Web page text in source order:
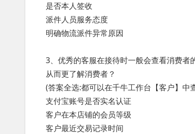
是否本人签收
派件人员服务态度
明确物流派件异常原因
3、优秀的客服在接待时一般会查看消费
从而更了解消费者？
(答案全选:都可以在千牛工作台【客户】中
支付宝账号是否实名认证
客户在本店铺的会员等级
客户最近交易记录时间